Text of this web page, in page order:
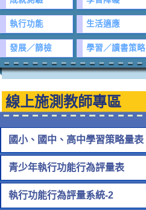
執行功能 生活適應
發展／篩檢 學習／讀書策略
線上施測教師專區
國小、國中、高中學習策略量表
青少年執行功能行為評量表
執行功能行為評量系統-2